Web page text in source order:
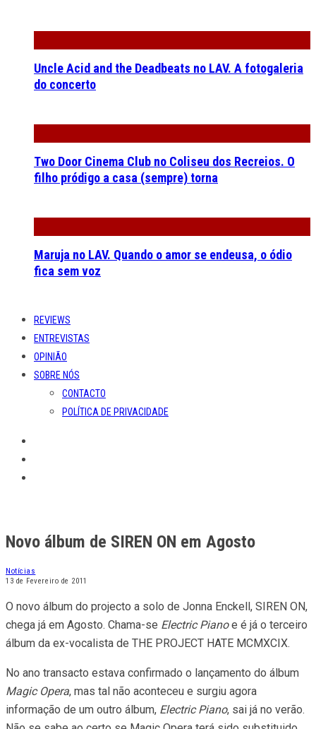
Uncle Acid and the Deadbeats no LAV. A fotogaleria
do concerto
Two Door Cinema Club no Coliseu dos Recreios. O
filho pródigo a casa (sempre) torna
Maruja no LAV. Quando o amor se endeusa, o ódio
fica sem voz
REVIEWS
ENTREVISTAS
OPINIÃO
SOBRE NÓS
CONTACTO
POLÍTICA DE PRIVACIDADE
Novo álbum de SIREN ON em Agosto
Notícias
13 de Fevereiro de 2011
O novo álbum do projecto a solo de Jonna Enckell, SIREN ON,
chega já em Agosto. Chama-se Electric Pianoe é já o terceiro
álbum da ex-vocalista de THE PROJECT HATE MCMXCIX.
No ano transacto estava confirmado o lançamento do álbum
Magic Opera, mas tal não aconteceu e surgiu agora
informação de um outro álbum, Electric Piano, sai já no verão.